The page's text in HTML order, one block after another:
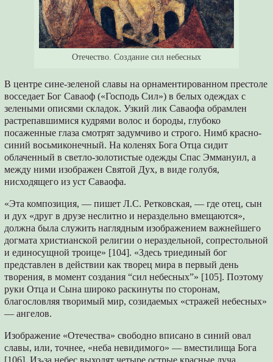
Отечество. Создание сил небесных
В центре сине-зеленой славы на орнаментированном престоле
восседает Бог Саваоф («Господь Сил») в белых одеждах с
зелеными описями складок. Узкий лик Саваофа обрамлен
растрепавшимися кудрями волос и бороды, глубоко
посаженные глаза смотрят задумчиво и строго. Нимб красно-
синий восьмиконечный. На коленях Бога Отца сидит
облаченный в светло-золотистые одежды Спас Эммануил, а
между ними изображен Святой Дух, в виде голубя,
нисходящего из уст Саваофа.
«Эта композиция, — пишет Л.С. Ретковская, — где отец, сын
и дух «друг в друзе неслитно и нераздельно вмещаются»,
должна была служить наглядным изображением важнейшего
догмата христианской религии о нераздельной, сопрестольной
и единосущной троице» [104]. «Здесь триединый бог
представлен в действии как творец мира в первый день
творения, в момент создания “сил небесных”» [105]. Поэтому
руки Отца и Сына широко раскинуты по сторонам,
благословляя творимый мир, созидаемых «стражей небесных»
— ангелов.
Изображение «Отечества» свободно вписано в синий овал
славы, или, точнее, «неба невидимого» — вместилища Бога